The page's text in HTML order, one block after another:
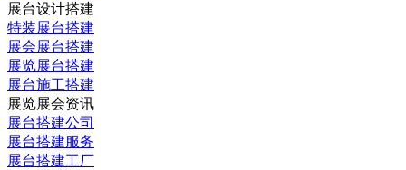
展台设计搭建
特装展台搭建
展会展台搭建
展览展台搭建
展台施工搭建
展览展会资讯
展台搭建公司
展台搭建服务
展台搭建工厂